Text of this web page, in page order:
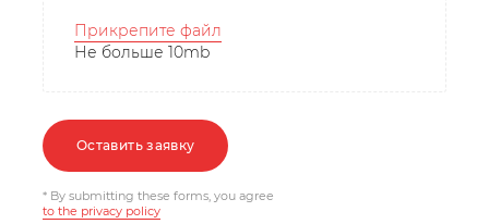
Прикрепите файл
Не больше 10mb
Оставить заявку
* By submitting these forms, you agree
to the privacy policy